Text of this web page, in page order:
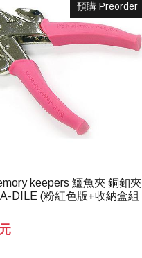
預購 Preorder
keepers 鱷魚夾 銅釦夾
DILE (粉紅色版+收納盒組